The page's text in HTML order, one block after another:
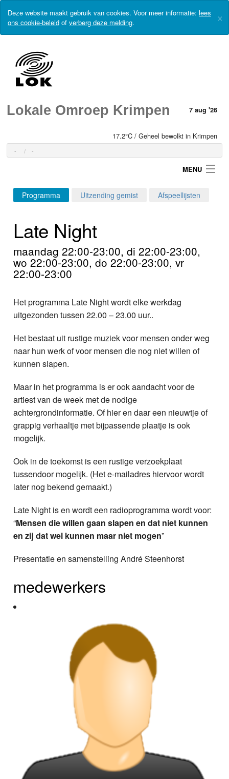
Deze website maakt gebruik van cookies. Voor meer informatie: lees
ons cookie-beleid of verberg deze melding. ×
Lokale Omroep Krimpen 7 aug '26
17.2°C / Geheel bewolkt in Krimpen
- -
MENU
Login
Home
Programma's
Nieuws
Foto's
Webcam
Info
Programma Uitzending gemist Afspeellijsten
Late Night
maandag 22:00-23:00, di 22:00-23:00,
wo 22:00-23:00, do 22:00-23:00, vr
22:00-23:00
Het programma Late Night wordt elke werkdag
uitgezonden tussen 22.00 – 23.00 uur..
Het bestaat uit rustige muziek voor mensen onder weg
naar hun werk of voor mensen die nog niet willen of
kunnen slapen.
Maar in het programma is er ook aandacht voor de
artiest van de week met de nodige
achtergrondinformatie. Of hier en daar een nieuwtje of
grappig verhaaltje met bijpassende plaatje is ook
mogelijk.
Ook in de toekomst is een rustige verzoekplaat
tussendoor mogelijk. (Het e-mailadres hiervoor wordt
later nog bekend gemaakt.)
Late Night is en wordt een radioprogramma wordt voor:
“Mensen die willen gaan slapen en dat niet kunnen
en zij dat wel kunnen maar niet mogen”
Presentatie en samenstelling André Steenhorst
medewerkers